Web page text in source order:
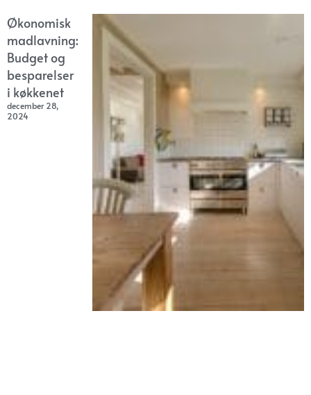
Økonomisk
madlavning:
Budget og
besparelser
i køkkenet
december 28,
2024